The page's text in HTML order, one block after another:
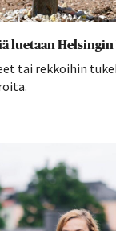
luetaan Helsingin
tai rekkoihin